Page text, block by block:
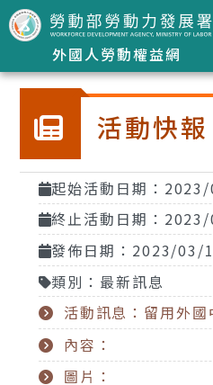
跳到主要內容區塊
外國人勞動權益網
活動快報
起始活動日期：
終止活動日期：
發佈日期：2023/03/
類別：最新訊息
活動訊息：留用外
內容：
圖片：